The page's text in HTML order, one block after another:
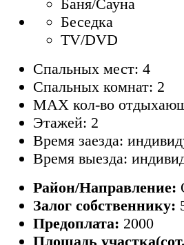
Баня/Сауна
Беседка
TV/DVD
Спальных мест: 4
Спальных комнат: 2
MAX кол-во
Этажей: 2
Время заезда:
Время выезда:
Район/Направление:
Залог собственнику:
Предоплата: 2000
Площадь